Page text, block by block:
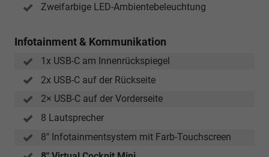
Zweifarbige LED-Ambientebeleuchtung
Infotainment & Kommunikation
1x USB-C am Innenrückspiegel
2x USB-C auf der Rückseite
2× USB-C auf der Vorderseite
8 Lautsprecher
8" Infotainmentsystem mit Farb-Touchscreen